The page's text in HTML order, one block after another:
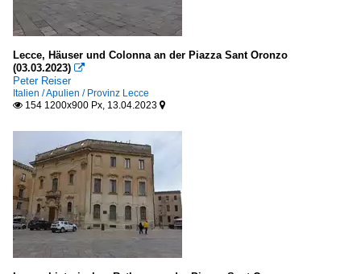
Lecce, Häuser und Colonna an der Piazza Sant Oronzo
(03.03.2023) 
Peter Reiser
Italien / Apulien / Provinz Lecce
 154 1200x900 Px, 13.04.2023 